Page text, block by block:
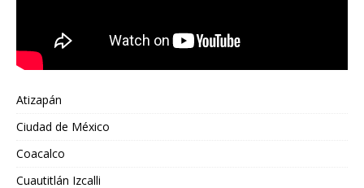
Atizapán
Ciudad de México
Coacalco
Cuautitlán Izcalli